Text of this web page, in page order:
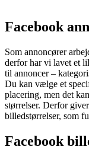
Facebook
Som annoncører
derfor har vi lavet et
til annoncer –
Du kan vælge et
placering, men det
størrelser. Derfor
billedstørrelser, som
Facebook